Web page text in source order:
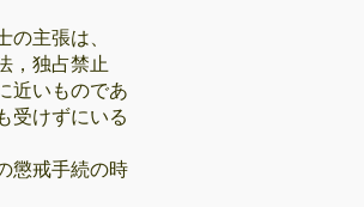
主張は、
，独占禁止
近いものであ
受けずにいる
懲戒手続の時